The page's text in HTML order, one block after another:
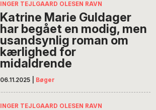
INGER TEJLGAARD OLESEN RAVN
Katrine Marie Guldager
har begået en modig, men
usandsynlig roman om
kærlighed for
midaldrende
06.11.2025 Bøger
INGER TEJLGAARD OLESEN RAVN